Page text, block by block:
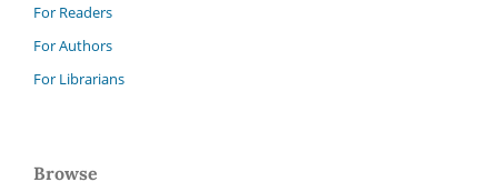
For Readers
For Authors
For Librarians
Browse